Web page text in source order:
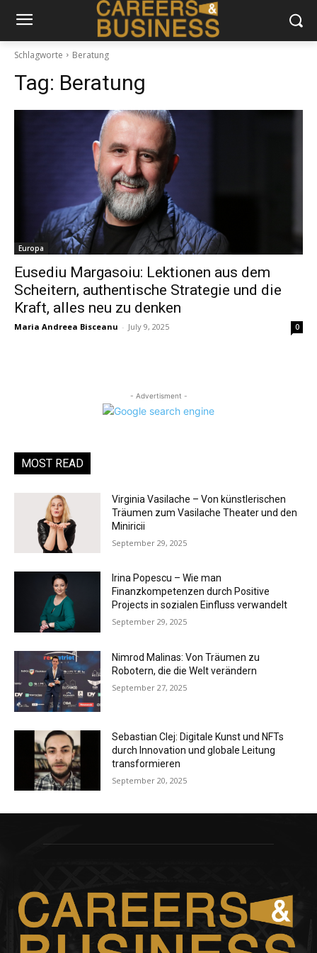
Schlagworte Beratung
Tag: Beratung
Europa
Eusediu Margasoiu: Lektionen aus dem
Scheitern, authentische Strategie und die
Kraft, alles neu zu denken
Maria Andreea Bisceanu - July 9, 2025 0
- Advertisment -
MOST READ
Virginia Vasilache – Von künstlerischen
Träumen zum Vasilache Theater und den
Miniricii
September 29, 2025
Irina Popescu – Wie man
Finanzkompetenzen durch Positive
Projects in sozialen Einfluss verwandelt
September 29, 2025
Nimrod Malinas: Von Träumen zu
Robotern, die die Welt verändern
September 27, 2025
Sebastian Clej: Digitale Kunst und NFTs
durch Innovation und globale Leitung
transformieren
September 20, 2025